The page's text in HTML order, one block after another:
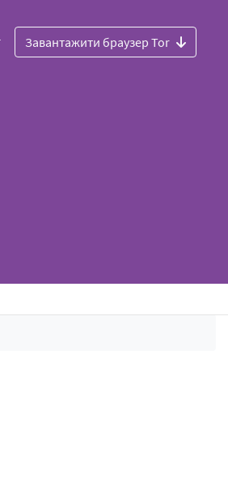
Завантажити браузер Tor